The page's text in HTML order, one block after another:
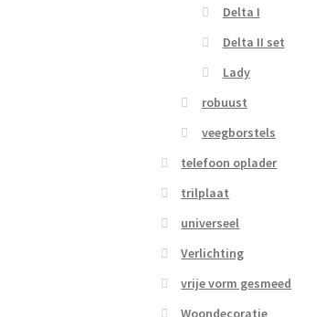
Delta I
Delta II set
Lady
robuust
veegborstels
telefoon oplader
trilplaat
universeel
Verlichting
vrije vorm gesmeed
Woondecoratie